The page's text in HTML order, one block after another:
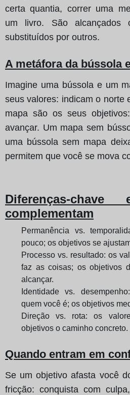
certa quantia, correr uma
um livro. São alcançados
substituídos por outros.
A metáfora da bússola
Imagine uma bússola e um
seus valores: indicam o norte
mapa são os seus
avançar. Um mapa sem
uma bússola sem mapa
permitem que você se mova
Diferenças-
complementam
Permanência vs.
pouco; os objetivos se
Processo vs. resultado: os
faz as coisas; os objetivos
alcançar.
Identidade vs.
quem você é; os objetivos
Direção vs. rota: os
objetivos o caminho concreto.
Quando entram em
Se um objetivo afasta você
fricção: conquista com